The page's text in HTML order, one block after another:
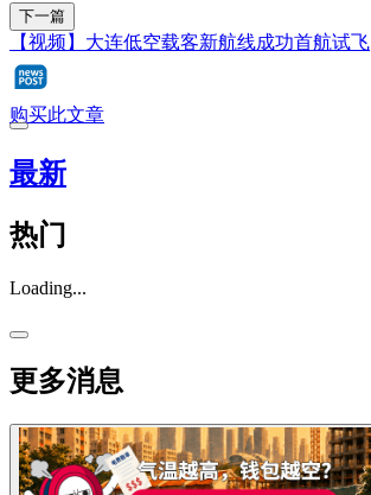
下一篇
【视频】大连低空载客新航线成功首航试飞
购买此文章
最新
热门
Loading...
更多消息